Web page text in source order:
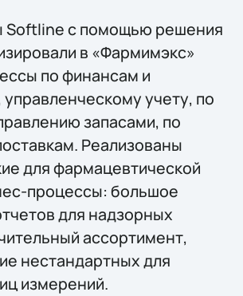
Softline с помощью решения
в «Фармимэкс»
по финансам и
управленческому учету, по
запасами, по
Реализованы
для фармацевтической
процессы: большое
для надзорных
ассортимент,
нестандартных для
измерений.